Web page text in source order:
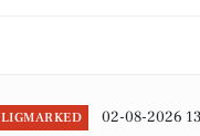
02-08-2026